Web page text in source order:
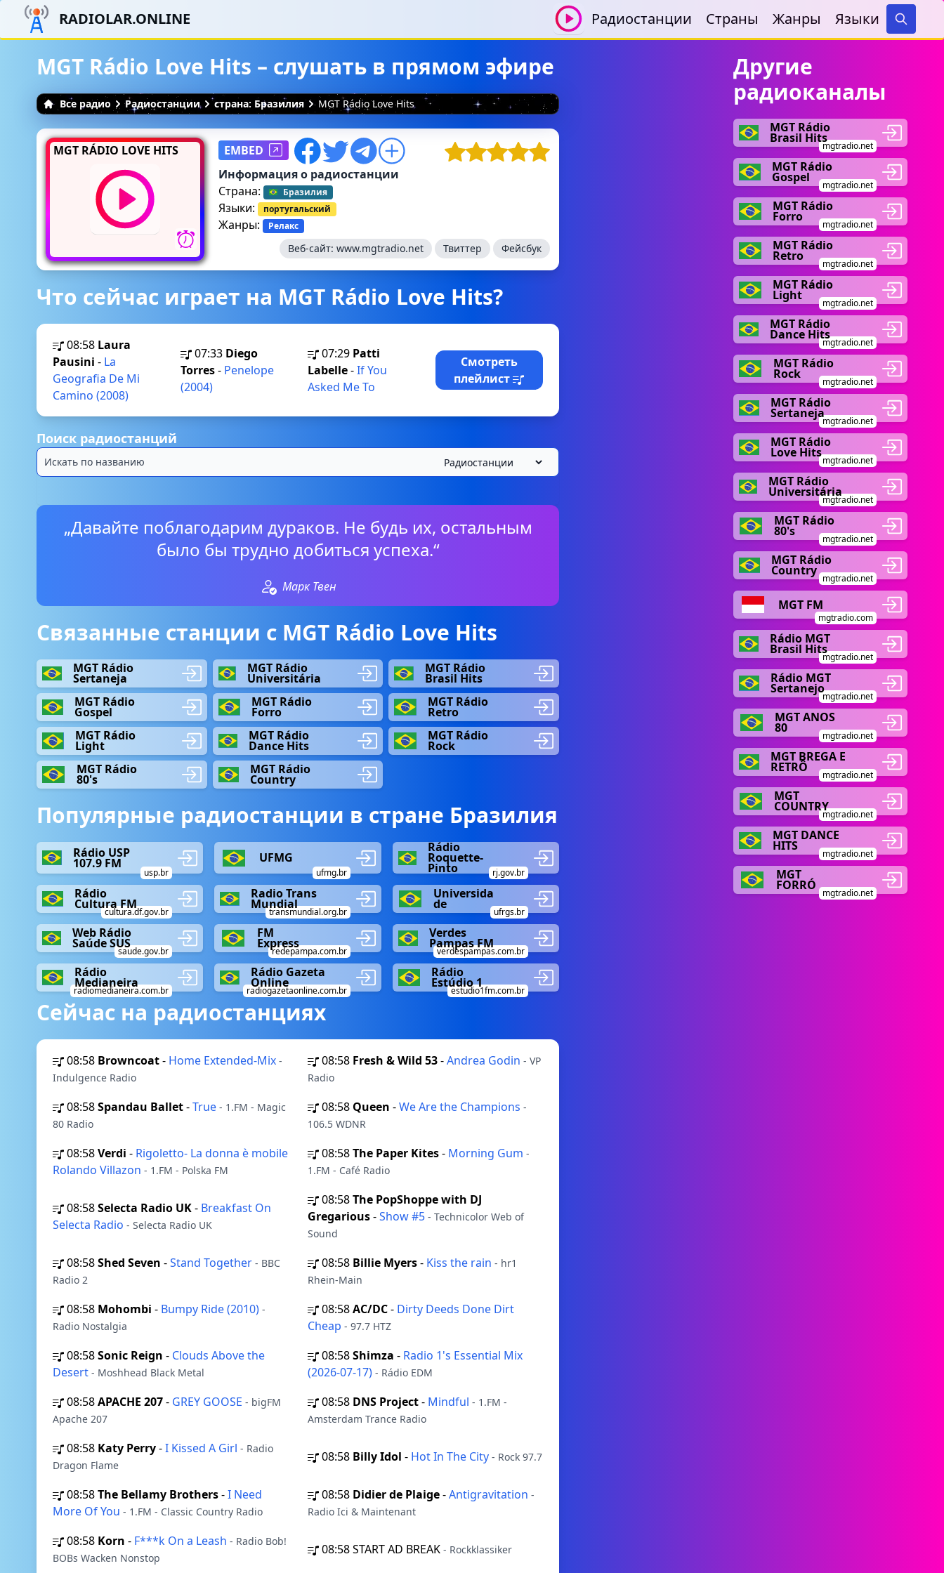
RADIOLAR.ONLINE Радиостанции Страны Жанры Языки
Search
MGT Rádio Love Hits – слушать в прямом эфире
Все радио Радиостанции страна: Бразилия MGT Rádio Love Hits
MGT RÁDIO LOVE HITS
EMBED
Информация о радиостанции
Страна:
Бразилия
Языки: португальский
Жанры: Релакс
Веб-сайт: www.mgtradio.net Твиттер Фейсбук
Что сейчас играет на MGT Rádio Love Hits?
08:58 Laura
Pausini - La
Geografia De Mi
Camino (2008)
07:33 Diego
Torres- Penelope
(2004)
07:29 Patti
Labelle-If You
Asked Me To
Смотреть
плейлист
Поиск радиостанций
„Давайте поблагодарим дураков. Не будь их, остальным
было бы трудно добиться успеха.“
Марк Твен
Связанные станции с MGT Rádio Love Hits
MGT Rádio
Sertaneja
MGT Rádio
Universitária
MGT Rádio
Brasil Hits
MGT Rádio
Gospel
MGT Rádio
Forro
MGT Rádio
Retro
MGT Rádio
Light
MGT Rádio
Dance Hits
MGT Rádio
Rock
MGT Rádio
80's
MGT Rádio
Country
Популярные радиостанции в стране Бразилия
Rádio USP
107.9 FM
usp.br
UFMG
ufmg.br
Rádio
Roquette-
Pinto rj.gov.br
Rádio
Cultura FM
cultura.df.gov.br
Radio Trans
Mundial
transmundial.org.br
Universida
de
ufrgs.br
Web Rádio
Saúde SUS
saude.gov.br
FM
Express
redepampa.com.br
Verdes
Pampas FM
verdespampas.com.br
Rádio
Medianeira
radiomedianeira.com.br
Rádio Gazeta
Online
radiogazetaonline.com.br
Rádio
Estúdio 1
estudio1fm.com.br
Сейчас на радиостанциях
08:58 Browncoat- Home Extended-Mix -
Indulgence Radio
08:58 Fresh & Wild 53-Andrea Godin - VP
Radio
08:58Spandau Ballet-True - 1.FM - Magic
80 Radio
08:58 Queen -We Are the Champions -
106.5 WDNR
08:58Verdi - Rigoletto- La donna è mobile
Rolando Villazon - 1.FM - Polska FM
08:58The Paper Kites- Morning Gum -
1.FM - Café Radio
08:58Selecta Radio UK- Breakfast On
Selecta Radio - Selecta Radio UK
08:58The PopShoppe with DJ
Gregarious-Show #5 - Technicolor Web of
Sound
08:58Shed Seven -Stand Together - BBC
Radio 2
08:58 Billie Myers- Kiss the rain - hr1
Rhein-Main
08:58 Mohombi - Bumpy Ride (2010) -
Radio Nostalgia
08:58AC/DC- Dirty Deeds Done Dirt
Cheap - 97.7 HTZ
08:58Sonic Reign - Clouds Above the
Desert - Moshhead Black Metal
08:58Shimza - Radio 1's Essential Mix
(2026-07-17) - Rádio EDM
08:58APACHE 207- GREY GOOSE - bigFM
Apache 207
08:58 DNS Project- Mindful - 1.FM -
Amsterdam Trance Radio
08:58 Katy Perry-I Kissed A Girl - Radio
Dragon Flame
08:58 Billy Idol - Hot In The City - Rock 97.7
08:58The Bellamy Brothers-I Need
More Of You - 1.FM - Classic Country Radio
08:58 Didier de Plaige-Antigravitation -
Radio Ici & Maintenant
08:58 Korn - F***k On a Leash - Radio Bob!
BOBs Wacken Nonstop
08:58START AD BREAK - Rockklassiker
Другие
радиоканалы
MGT Rádio
Brasil Hits
mgtradio.net
MGT Rádio
Gospel
mgtradio.net
MGT Rádio
Forro
mgtradio.net
MGT Rádio
Retro
mgtradio.net
MGT Rádio
Light
mgtradio.net
MGT Rádio
Dance Hits
mgtradio.net
MGT Rádio
Rock
mgtradio.net
MGT Rádio
Sertaneja
mgtradio.net
MGT Rádio
Love Hits
mgtradio.net
MGT Rádio
Universitária
mgtradio.net
MGT Rádio
80's
mgtradio.net
MGT Rádio
Country
mgtradio.net
MGT FM
mgtradio.com
Rádio MGT
Brasil Hits
mgtradio.net
Rádio MGT
Sertanejo
mgtradio.net
MGT ANOS
80
mgtradio.net
MGT BREGA E
RETRÔ
mgtradio.net
MGT
COUNTRY
mgtradio.net
MGT DANCE
HITS
mgtradio.net
MGT
FORRÓ
mgtradio.net